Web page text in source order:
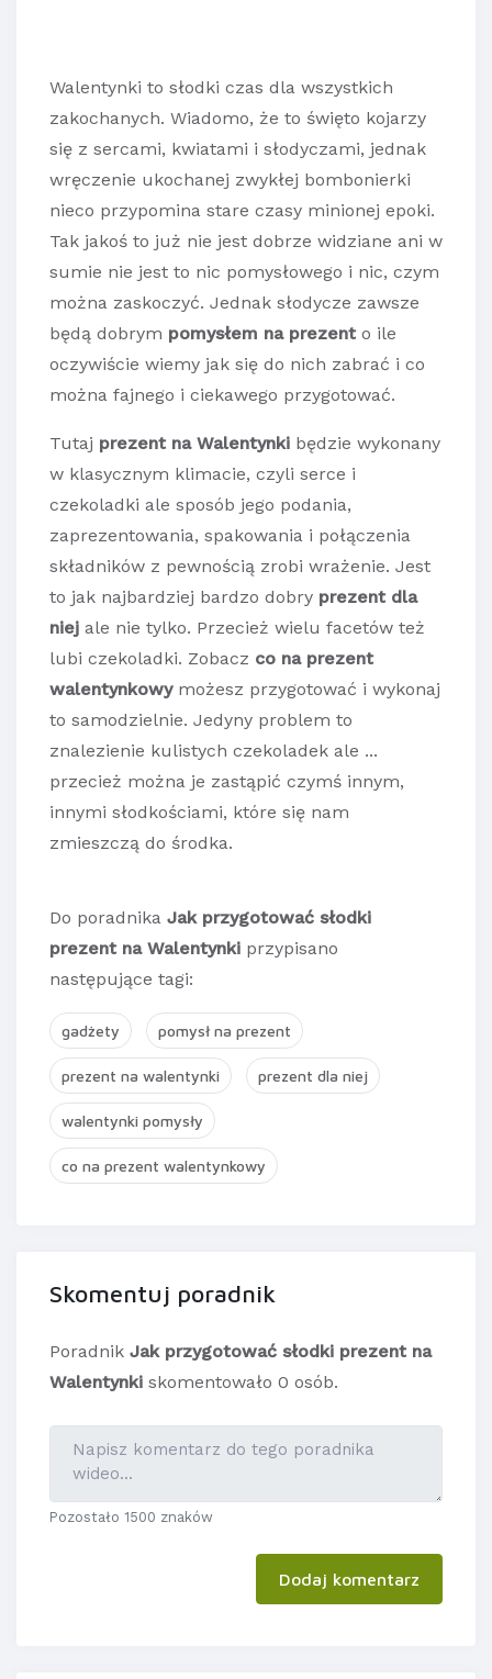
Walentynki to słodki czas dla wszystkich
zakochanych. Wiadomo, że to święto kojarzy
się z sercami, kwiatami i słodyczami, jednak
wręczenie ukochanej zwykłej bombonierki
nieco przypomina stare czasy minionej epoki.
Tak jakoś to już nie jest dobrze widziane ani w
sumie nie jest to nic pomysłowego i nic, czym
można zaskoczyć. Jednak słodycze zawsze
będą dobrym pomysłem na prezent o ile
oczywiście wiemy jak się do nich zabrać i co
można fajnego i ciekawego przygotować.
Tutaj prezent na Walentynki będzie wykonany
w klasycznym klimacie, czyli serce i
czekoladki ale sposób jego podania,
zaprezentowania, spakowania i połączenia
składników z pewnością zrobi wrażenie. Jest
to jak najbardziej bardzo dobry prezent dla
niej ale nie tylko. Przecież wielu facetów też
lubi czekoladki. Zobacz co na prezent
walentynkowy możesz przygotować i wykonaj
to samodzielnie. Jedyny problem to
znalezienie kulistych czekoladek ale ...
przecież można je zastąpić czymś innym,
innymi słodkościami, które się nam
zmieszczą do środka.
Do poradnika Jak przygotować słodki
prezent na Walentynki przypisano
następujące tagi:
gadżety pomysł na prezent
prezent na walentynki prezent dla niej
walentynki pomysły
co na prezent walentynkowy
Skomentuj poradnik
Poradnik Jak przygotować słodki prezent na
Walentynki skomentowało 0 osób.
Pozostało 1500 znaków
Dodaj komentarz